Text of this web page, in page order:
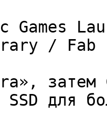
Games
/ Fab
затем
SSD для